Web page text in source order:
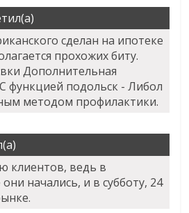
сделан на ипотеке
прохожих биту.
Дополнительная
функцией подольск - Либол
методом профилактики.
клиентов, ведь в
начались, и в субботу, 24